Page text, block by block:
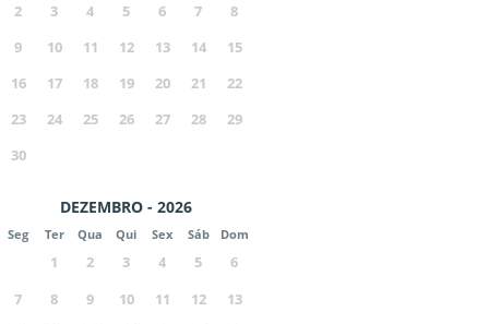
2
3 4 5 6 7
8
9
10 11 12 13 14
15
16
17 18 19 20 21
22
23
24 25 26 27 28
29
30
DEZEMBRO - 2026
Seg Ter Qua Qui Sex Sáb Dom
1 2 3 4 5
6
7
8 9 10 11 12
13